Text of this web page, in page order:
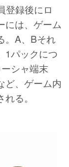
登録後にロ
には、ゲーム
。A、Bそれ
1パックにつ
シャ端末
ど、ゲーム内
る。